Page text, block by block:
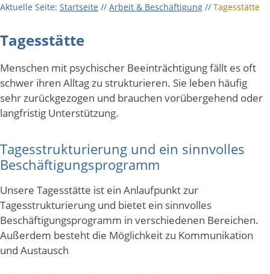
Zuverdienst Aladin
Beratung & Freizeit
Veranstaltungen
Über uns
Karriere
Aktuelle Seite: Startseite // Arbeit & Beschäftigung // Tagesstätte
Tagesstätte
Menschen mit psychischer Beeinträchtigung fällt es oft
schwer ihren Alltag zu strukturieren. Sie leben häufig
sehr zurückgezogen und brauchen vorübergehend oder
langfristig Unterstützung.
Tagesstrukturierung und ein sinnvolles
Beschäftigungsprogramm
Unsere Tagesstätte ist ein Anlaufpunkt zur
Tagesstrukturierung und bietet ein sinnvolles
Beschäftigungsprogramm in verschiedenen Bereichen.
Außerdem besteht die Möglichkeit zu Kommunikation
und Austausch